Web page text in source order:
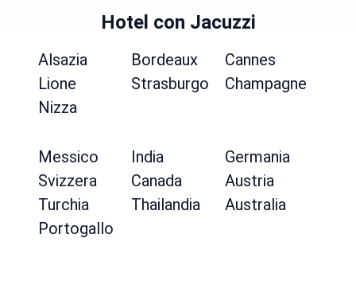
Hotel con Jacuzzi
Alsazia Bordeaux
Cannes
Lione
Strasburgo
Champagne
Nizza
Messico India
Germania
Svizzera
Canada
Austria
Turchia
Thailandia
Australia
Portogallo